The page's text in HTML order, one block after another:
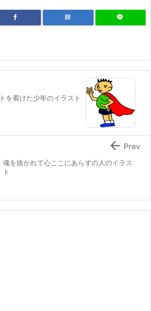
B!
を着けた少年のイラスト
魂を抜かれて心ここにあらずの人のイラス
ト
 Prev